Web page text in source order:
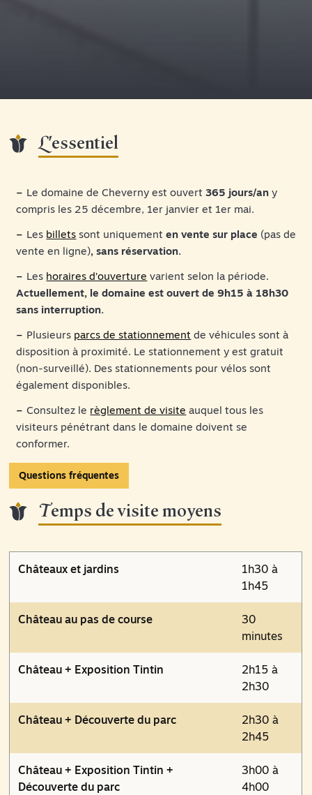
L'essentiel
Le domaine de Cheverny est ouvert365 jours/any
compris les 25 décembre, 1er janvier et 1er mai.
Les billets sont uniquementen vente sur place (pas de
vente en ligne), sans réservation.
Les horaires d’ouverture varient selon la période.
Actuellement, le domaine est ouvert de 9h15 à 18h30
sans interruption.
Plusieurs parcs de stationnement de véhicules sont à
disposition à proximité. Le stationnement y est gratuit
(non-surveillé). Des stationnements pour vélos sont
également disponibles.
Consultez le règlement de visite auquel tous les
visiteurs pénétrant dans le domaine doivent se
conformer.
Questions fréquentes
Temps de visite moyens
Châteaux et jardins
1h30 à
1h45
Château au pas de course
30
minutes
Château + Exposition Tintin
2h15 à
2h30
Château + Découverte du parc
2h30 à
2h45
Château + Exposition Tintin +
Découverte du parc
3h00 à
4h00